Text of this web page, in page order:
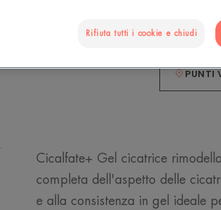
Tubo
PUNTI
Cicalfate+ Gel cicatrice
completa dell'aspetto delle
e alla consistenza in gel ideale
Rifiuta tutti i cookie e chiudi